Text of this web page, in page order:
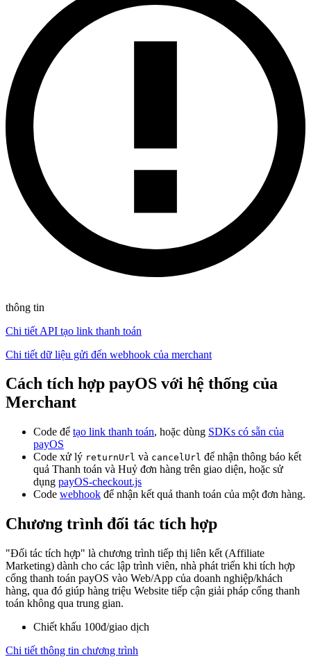
thông tin
Chi tiết API tạo link thanh toán
Chi tiết dữ liệu gửi đến webhook của merchant
Cách tích hợp payOS với hệ thống của
Merchant
Code để tạo link thanh toán, hoặc dùng SDKs có sẵn của
payOS
Code xử lý returnUrl và cancelUrl để nhận thông báo kết
quả Thanh toán và Huỷ đơn hàng trên giao diện, hoặc sử
dụng payOS-checkout.js
Code webhook để nhận kết quả thanh toán của một đơn hàng.
Chương trình đối tác tích hợp
"Đối tác tích hợp" là chương trình tiếp thị liên kết (Affiliate
Marketing) dành cho các lập trình viên, nhà phát triển khi tích hợp
cổng thanh toán payOS vào Web/App của doanh nghiệp/khách
hàng, qua đó giúp hàng triệu Website tiếp cận giải pháp cổng thanh
toán không qua trung gian.
Chiết khấu 100đ/giao dịch
Chi tiết thông tin chương trình